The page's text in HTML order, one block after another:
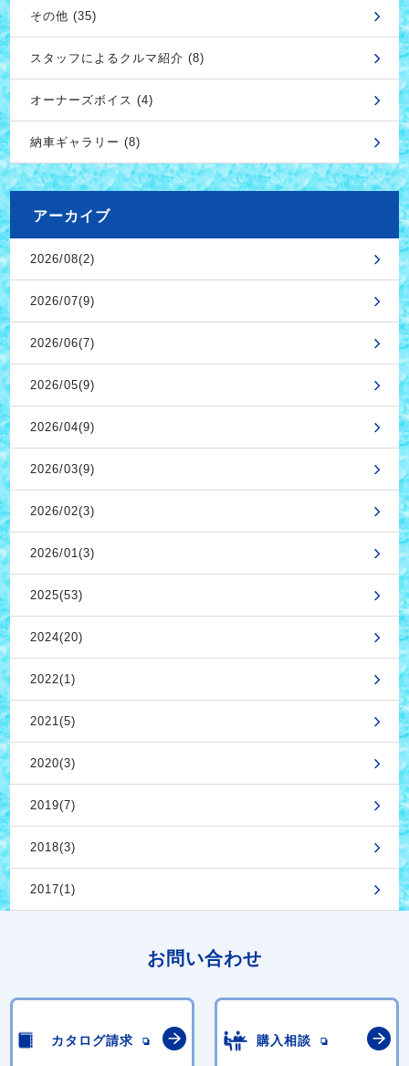
その他 (35)
スタッフによるクルマ紹介 (8)
オーナーズボイス (4)
納車ギャラリー (8)
アーカイブ
2026/08(2)
2026/07(9)
2026/06(7)
2026/05(9)
2026/04(9)
2026/03(9)
2026/02(3)
2026/01(3)
2025(53)
2024(20)
2022(1)
2021(5)
2020(3)
2019(7)
2018(3)
2017(1)
お問い合わせ
カタログ請求 購入相談